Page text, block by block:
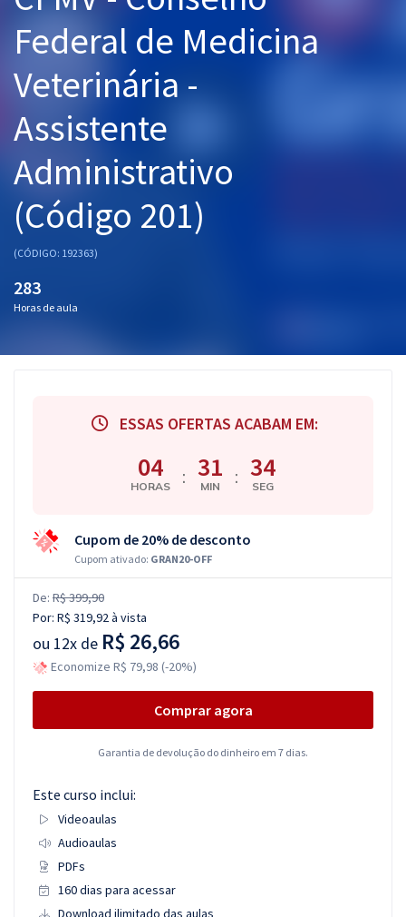
Graduação
Mentorias
Questões grátis
Conteúdo gratuito
Blog
Aprovados
Federal de Medicina
Veterinária -
Assistente
Administrativo
(Código 201)
(CÓDIGO: 192363)
283
Horas de aula
ESSAS OFERTAS ACABAM EM:
04
HORAS : 31
MIN : 34
SEG
Cupom de 20% de desconto
Cupom ativado: GRAN20-OFF
De: R$ 399,90
Por: R$ 319,92à vista
ou 12x de R$ 26,66
Economize R$ 79,98 (-20%)
Comprar agora
Garantia de devolução do dinheiro em 7 dias.
Este curso inclui:
Videoaulas
Audioaulas
PDFs
160 dias para acessar
Download ilimitado das aulas